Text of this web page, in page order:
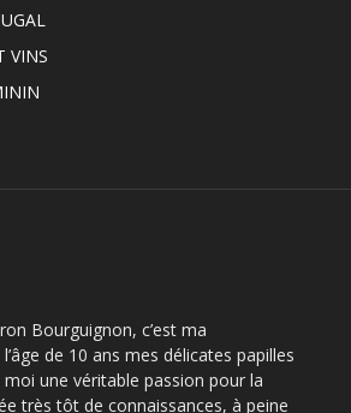
VINS
Bourguignon, c’est ma
de 10 ans mes délicates papilles
une véritable passion pour la
très tôt de connaissances, à peine